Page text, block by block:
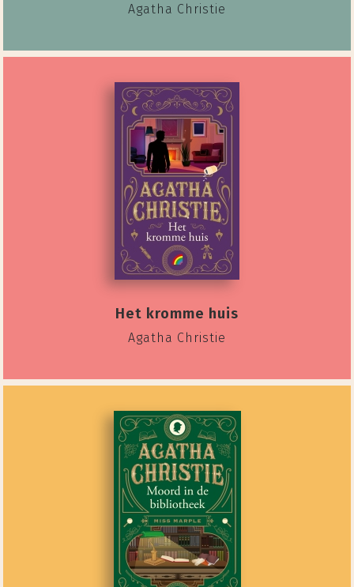
Agatha Christie
Het kromme huis
Agatha Christie